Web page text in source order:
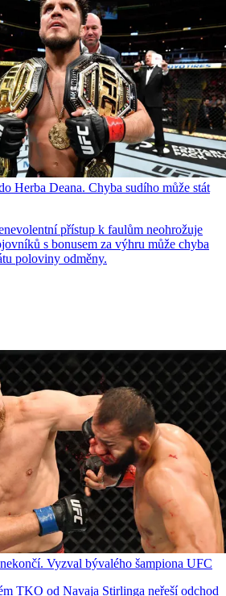
Herba Deana. Chyba sudího může stát
přístup k faulům neohrožuje
s bonusem za výhru může chyba
poloviny odměny.
Vyzval bývalého šampiona UFC
TKO od Navaja Stirlinga neřeší odchod